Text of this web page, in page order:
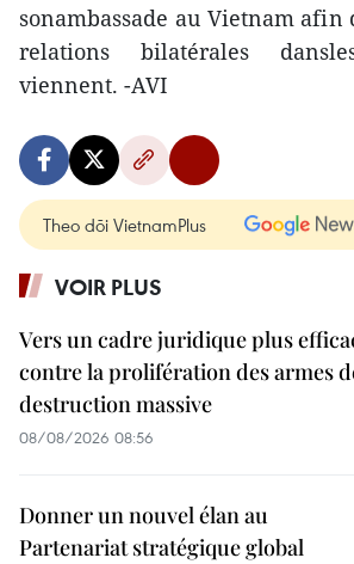
sonambassade au Vietnam
relations bilatérales
viennent. -AVI
Theo dõi VietnamPlus
VOIR PLUS
Vers un cadre juridique plus
contre la prolifération des armes
destruction massive
08/08/2026 08:56
Donner un nouvel élan au
Partenariat stratégique global